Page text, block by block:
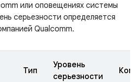
или оповещениях системы
серьезности определяется
Qualcomm.
Тип
Уровень
серьезности